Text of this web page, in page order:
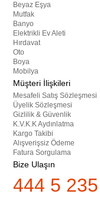
Beyaz Eşya
Mutfak
Banyo
Elektrikli Ev Aleti
Hırdavat
Oto
Boya
Mobilya
Müşteri İlişkileri
Mesafeli Satış Sözleşmesi
Üyelik Sözleşmesi
Gizlilik & Güvenlik
K.V.K.K Aydınlatma
Kargo Takibi
Alışverişsiz Ödeme
Fatura Sorgulama
Bize Ulaşın
444 5 235